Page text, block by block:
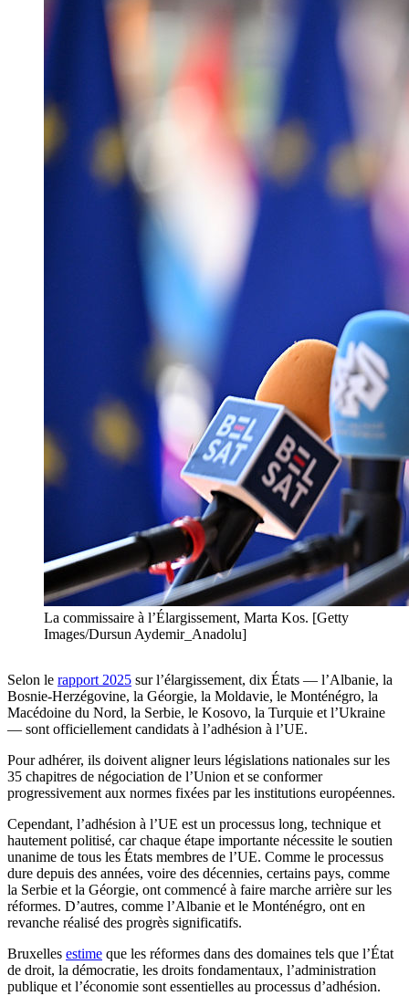
La commissaire à l’Élargissement, Marta Kos. [Getty
Images/Dursun Aydemir_Anadolu]
Selon le rapport 2025 sur l’élargissement, dix États — l’Albanie, la
Bosnie-Herzégovine, la Géorgie, la Moldavie, le Monténégro, la
Macédoine du Nord, la Serbie, le Kosovo, la Turquie et l’Ukraine
— sont officiellement candidats à l’adhésion à l’UE.
Pour adhérer, ils doivent aligner leurs législations nationales sur les
35 chapitres de négociation de l’Union et se conformer
progressivement aux normes fixées par les institutions européennes.
Cependant, l’adhésion à l’UE est un processus long, technique et
hautement politisé, car chaque étape importante nécessite le soutien
unanime de tous les États membres de l’UE. Comme le processus
dure depuis des années, voire des décennies, certains pays, comme
la Serbie et la Géorgie, ont commencé à faire marche arrière sur les
réformes. D’autres, comme l’Albanie et le Monténégro, ont en
revanche réalisé des progrès significatifs.
Bruxelles estime que les réformes dans des domaines tels que l’État
de droit, la démocratie, les droits fondamentaux, l’administration
publique et l’économie sont essentielles au processus d’adhésion.